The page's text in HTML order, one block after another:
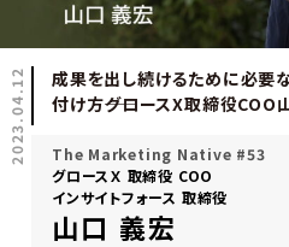
2023.04.12
成果を出し続けるために必要
付け方――グロースX取締役
The Marketing Native #53
グロースＸ 取締役 COO
インサイトフォース 取締役
山口 義宏